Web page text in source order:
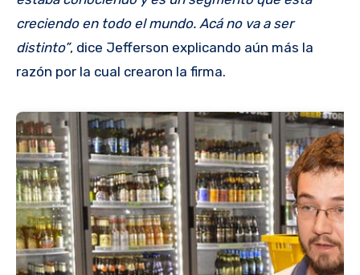
creciendo en todo el mundo. Acá no va a ser
distinto”, dice Jefferson explicando aún más la
razón por la cual crearon la firma.